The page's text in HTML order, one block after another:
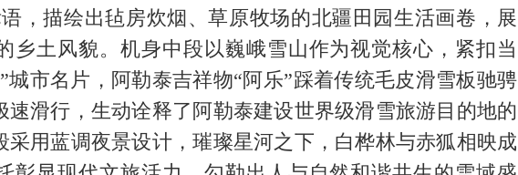
，描绘出毡房炊烟、草原牧场的北疆田园生活画卷，展
乡土风貌。机身中段以巍峨雪山作为视觉核心，紧扣当
城市名片，阿勒泰吉祥物“阿乐”踩着传统毛皮滑雪板驰骋
速滑行，生动诠释了阿勒泰建设世界级滑雪旅游目的地的
采用蓝调夜景设计，璀璨星河之下，白桦林与赤狐相映成